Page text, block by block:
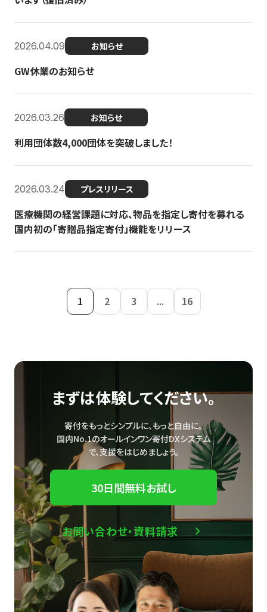
2026.04.09 お知らせ
GW休業のお知らせ
2026.03.26 お知らせ
利用団体数4,000団体を突破しました！
2026.03.24 プレスリリース
医療機関の経営課題に対応、物品を指定し寄付を募れる
国内初の「寄贈品指定寄付」機能をリリース
1 2 3 ... 16
まずは体験してください。
寄付をもっとシンプルに、もっと自由に。
国内No.1のオールインワン寄付DXシステム
で、支援をはじめましょう。
30日間無料お試し
お問い合わせ・資料請求